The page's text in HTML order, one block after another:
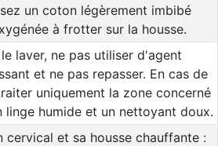
un coton légèrement imbibé
à frotter sur la housse.
laver, ne pas utiliser d'agent
et ne pas repasser. En cas de
uniquement la zone concerné
linge humide et un nettoyant doux.
cervical et sa housse chauffante :